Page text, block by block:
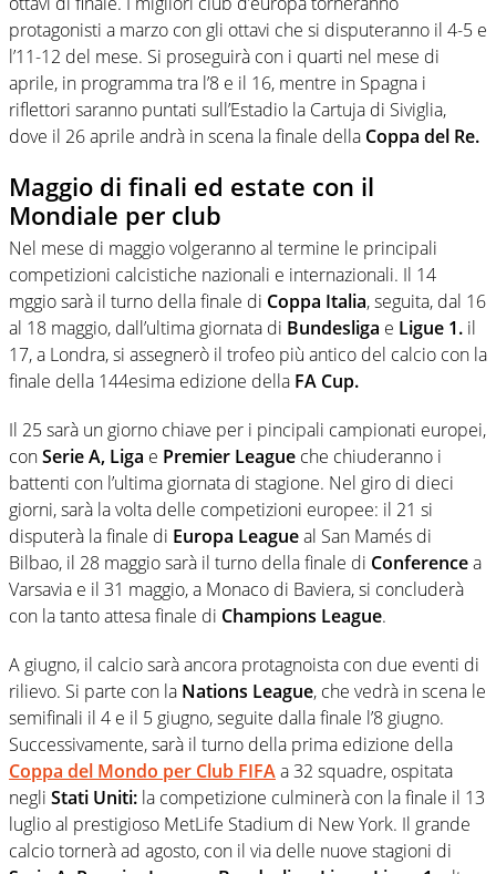
protagonisti a marzo con gli ottavi che si disputeranno il 4-5 e
l’11-12 del mese. Si proseguirà con i quarti nel mese di
aprile, in programma tra l’8 e il 16, mentre in Spagna i
riflettori saranno puntati sull’Estadio la Cartuja di Siviglia,
dove il 26 aprile andrà in scena la finale della Coppa del Re.
Maggio di finali ed estate con il
Mondiale per club
Nel mese di maggio volgeranno al termine le principali
competizioni calcistiche nazionali e internazionali. Il 14
mggio sarà il turno della finale di Coppa Italia, seguita, dal 16
al 18 maggio, dall’ultima giornata di Bundesliga e Ligue 1. il
17, a Londra, si assegnerò il trofeo più antico del calcio con la
finale della 144esima edizione della FA Cup.
Il 25 sarà un giorno chiave per i pincipali campionati europei,
conSerie A, Liga e Premier League che chiuderanno i
battenti con l’ultima giornata di stagione. Nel giro di dieci
giorni, sarà la volta delle competizioni europee: il 21 si
disputerà la finale di Europa Leagueal San Mamés di
Bilbao, il 28 maggio sarà il turno della finale di Conferencea
Varsavia e il 31 maggio, a Monaco di Baviera, si concluderà
con la tanto attesa finale di Champions League.
A giugno, il calcio sarà ancora protagnoista con due eventi di
rilievo. Si parte con la Nations League, che vedrà in scena le
semifinali il 4 e il 5 giugno, seguite dalla finale l’8 giugno.
Successivamente, sarà il turno della prima edizione della
Coppa del Mondo per Club FIFAa 32 squadre, ospitata
negli Stati Uniti: la competizione culminerà con la finale il 13
luglio al prestigioso MetLife Stadium di New York. Il grande
calcio tornerà ad agosto, con il via delle nuove stagioni di